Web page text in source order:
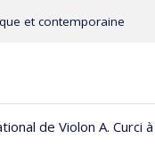
Prix de la Fondation
Lettres.
il est admis à 14
Musique de Paris
et contemporaine
de Violon A. Curci à